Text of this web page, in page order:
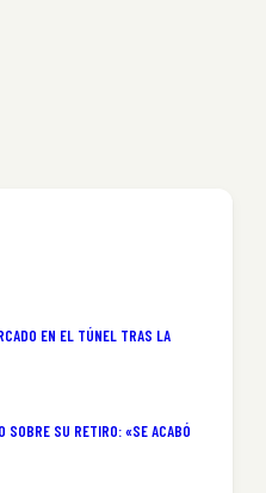
EN EL TÚNEL TRAS LA
SOBRE SU RETIRO: «SE ACABÓ